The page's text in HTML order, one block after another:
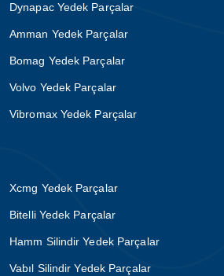
Dynapac Yedek Parçalar
Amman Yedek Parçalar
Bomag Yedek Parçalar
Volvo Yedek Parçalar
Vibromax Yedek Parçalar
Xcmg Yedek Parçalar
Bitelli Yedek Parçalar
Hamm Silindir Yedek Parçalar
Vabıl Silindir Yedek Parçalar